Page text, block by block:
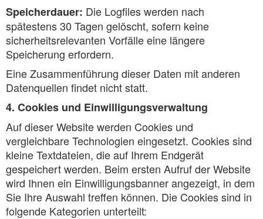
Speicherdauer: Die Logfiles werden nach
spätestens 30 Tagen gelöscht, sofern keine
sicherheitsrelevanten Vorfälle eine längere
Speicherung erfordern.
Eine Zusammenführung dieser Daten mit anderen
Datenquellen findet nicht statt.
4. Cookies und Einwilligungsverwaltung
Auf dieser Website werden Cookies und
vergleichbare Technologien eingesetzt. Cookies sind
kleine Textdateien, die auf Ihrem Endgerät
gespeichert werden. Beim ersten Aufruf der Website
wird Ihnen ein Einwilligungsbanner angezeigt, in dem
Sie Ihre Auswahl treffen können. Die Cookies sind in
folgende Kategorien unterteilt: